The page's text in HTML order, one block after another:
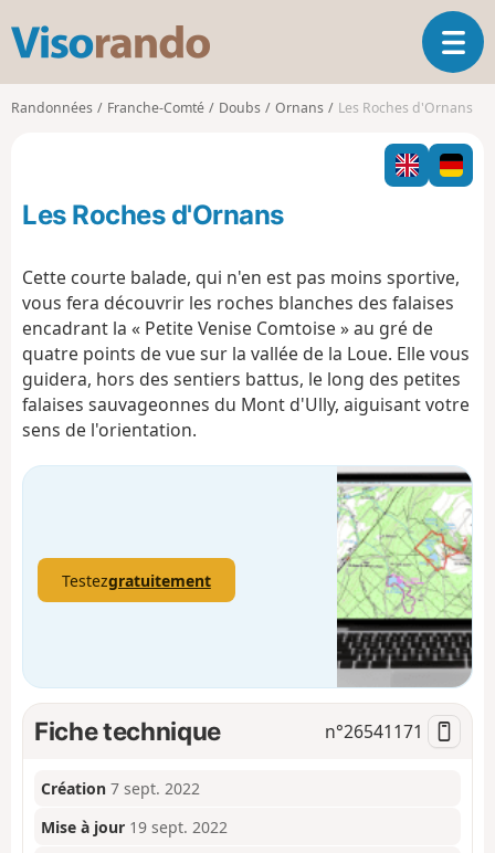
s
o
o
O
u
i
r
l
v
i
a
t
i
Randonnées Franche-Comté Doubs Ornans Les Roches d'Ornans
Les Roches d'Ornans
Cette courte balade, qui n'en est pas moins sportive,
vous fera découvrir les roches blanches des falaises
encadrant la « Petite Venise Comtoise » au gré de
quatre points de vue sur la vallée de la Loue. Elle vous
guidera, hors des sentiers battus, le long des petites
falaises sauvageonnes du Mont d'Ully, aiguisant votre
sens de l'orientation.
Testezgratuitement
Fiche technique n°26541171
Création 7 sept. 2022
Mise à jour 19 sept. 2022